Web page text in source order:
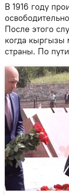
В 1916 году
После этого
когда кыргызы
страны. По